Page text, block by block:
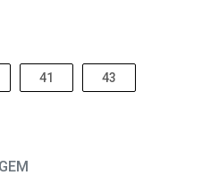
41 43